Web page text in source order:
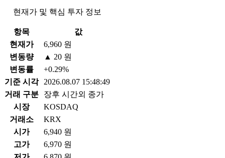
현재가 및 핵심 투자 정보
항목
값
현재가
6,960 원
변동량
▲ 20 원
변동률
+0.29%
기준 시각
2026.08.07 15:48:49
거래 구분
장후 시간외 종가
시장
KOSDAQ
거래소
KRX
시가
6,940 원
고가
6,970 원